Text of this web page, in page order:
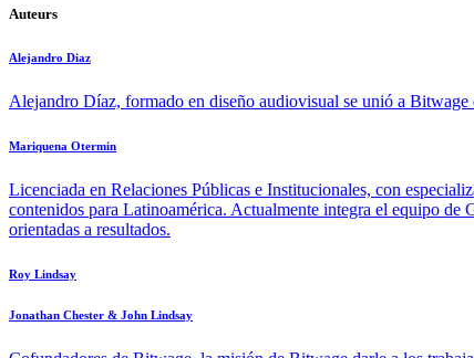
Auteurs
Alejandro Diaz
Alejandro Díaz, formado en diseño audiovisual se unió a
Mariquena Otermin
Licenciada en Relaciones Públicas e Institucionales, con
contenidos para Latinoamérica. Actualmente integra el equipo de
orientadas a resultados.
Roy Lindsay
Jonathan Chester & John Lindsay